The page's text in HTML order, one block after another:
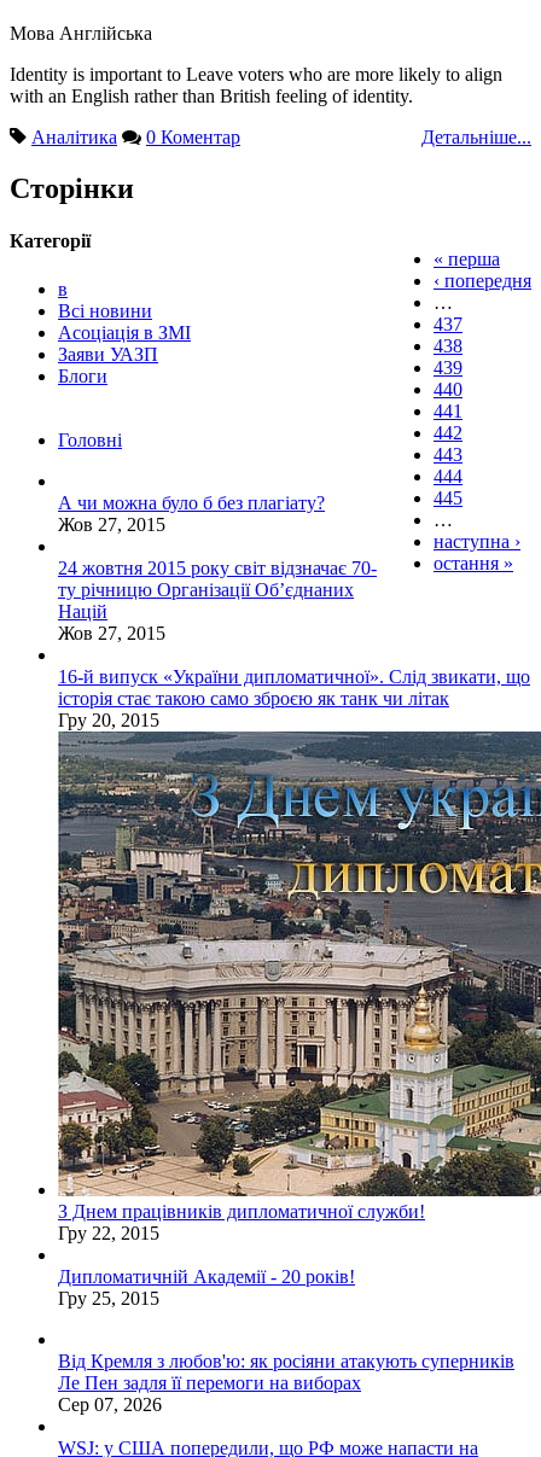
Мова Англійська
Identity is important to Leave voters who are more likely to align
with an English rather than British feeling of identity.
Аналітика
0 Коментар Детальніше...
Сторінки
« перша
‹ попередня
…
437
438
439
440
441
442
443
444
445
…
наступна ›
остання »
Категорії
в
Всі новини
Асоціація в ЗМІ
Заяви УАЗП
Блоги
Головні
А чи можна було б без плагіату?
Жов 27, 2015
24 жовтня 2015 року світ відзначає 70-
ту річницю Організації Об’єднаних
Націй
Жов 27, 2015
16-й випуск «України дипломатичної». Слід звикати, що
історія стає такою само зброєю як танк чи літак
Гру 20, 2015
З Днем працівників дипломатичної служби!
Гру 22, 2015
Дипломатичній Академії - 20 років!
Гру 25, 2015
Від Кремля з любов'ю: як росіяни атакують суперників
Ле Пен задля її перемоги на виборах
Сер 07, 2026
WSJ: у США попередили, що РФ може напасти на